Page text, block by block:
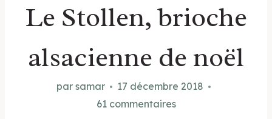
Le Stollen, brioche
alsacienne de noël
par samar
17 décembre 2018
61 commentaires